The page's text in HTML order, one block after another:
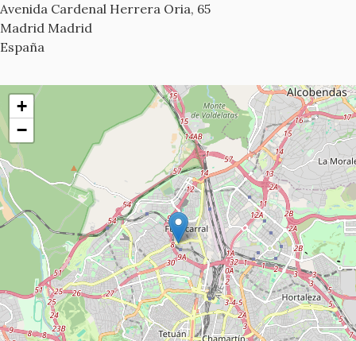
Avenida Cardenal Herrera Oria, 65
Madrid Madrid
España
+
−